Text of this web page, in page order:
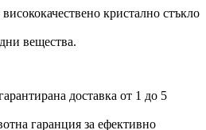
кристално стъкло
вещества.
доставка от 1 до 5
гаранция за ефективно